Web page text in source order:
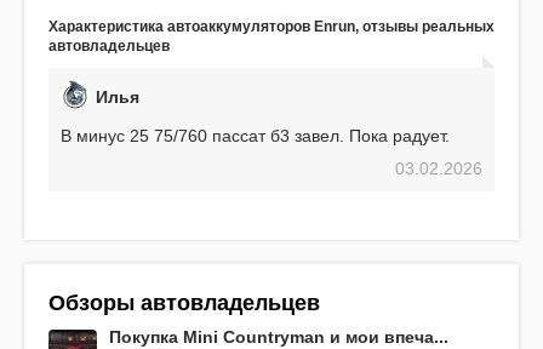
EFB 75. Судя по характеристикам, он даже
превосходит предыдущую модель.
Характеристика автоаккумуляторов Enrun, отзывы реальных
автовладельцев
Илья
В минус 25 75/760 пассат б3 завел. Пока радует.
03.02.2026
Обзоры автовладельцев
Покупка Mini Countryman и мои впеча...